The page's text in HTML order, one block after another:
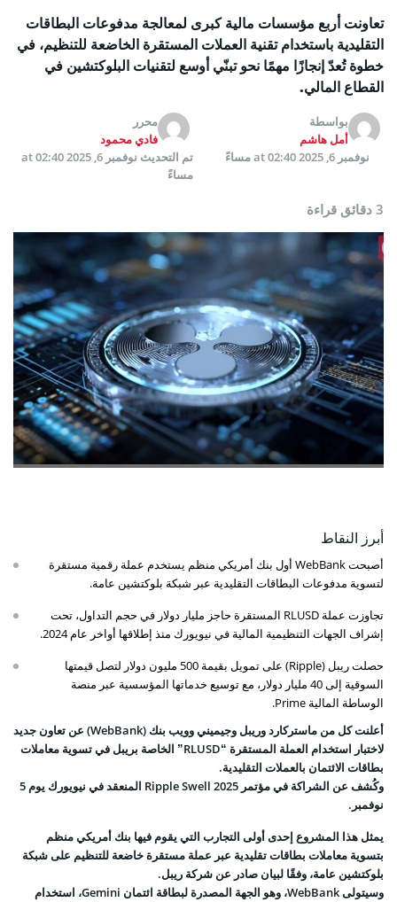
تعاونت أربع مؤسسات مالية كبرى لمعالجة مدفوعات البطاقات
التقليدية باستخدام تقنية العملات المستقرة الخاضعة للتنظيم، في
خطوة تُعدّ إنجازًا مهمًا نحو تبنّي أوسع لتقنيات البلوكتشين في
القطاع المالي.
بواسطة
أمل هاشم
محرر
فادي محمود
نوفمبر 6, 2025 at 02:40 مساءً
تم التحديث
نوفمبر 6, 2025 at 02:40
مساءً
3 دقائق قراءة
أبرز النقاط
أصبحت WebBank أول بنك أمريكي منظم يستخدم عملة رقمية مستقرة
لتسوية مدفوعات البطاقات التقليدية عبر شبكة بلوكتشين عامة.
تجاوزت عملة RLUSD المستقرة حاجز مليار دولار في حجم التداول، تحت
إشراف الجهات التنظيمية المالية في نيويورك منذ إطلاقها أواخر عام 2024.
حصلت ريبل (Ripple) على تمويل بقيمة 500 مليون دولار لتصل قيمتها
السوقية إلى 40 مليار دولار، مع توسيع خدماتها المؤسسية عبر منصة
الوساطة المالية Prime.
أعلنت كل من ماستركارد وريبل وجيميني وويب بنك (WebBank) عن تعاون جديد
لاختبار استخدام العملة المستقرة “RLUSD” الخاصة بريبل في تسوية معاملات
بطاقات الائتمان بالعملات التقليدية.
وكُشف عن الشراكة في مؤتمر Ripple Swell 2025 المنعقد في نيويورك يوم 5
نوفمبر.
يمثل هذا المشروع إحدى أولى التجارب التي يقوم فيها بنك أمريكي منظم
بتسوية معاملات بطاقات تقليدية عبر عملة مستقرة خاضعة للتنظيم على شبكة
بلوكتشين عامة، وفقًا لبيان صادر عن شركة ريبل.
وسيتولى WebBank، وهو الجهة المصدرة لبطاقة ائتمان Gemini، استخدام